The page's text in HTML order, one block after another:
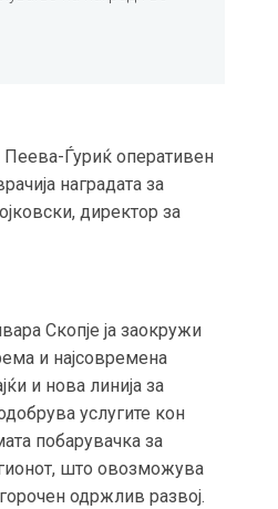
Пеева-Ѓуриќ оперативен
наградата за
директор за
Скопје ја заокружи
и најсовремена
и нова линија за
услугите кон
побарувачка за
што овозможува
одржлив развој.